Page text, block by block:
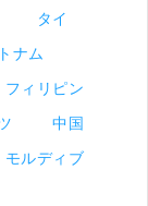
タイ
ナム
フィリピン
中国
モルディブ